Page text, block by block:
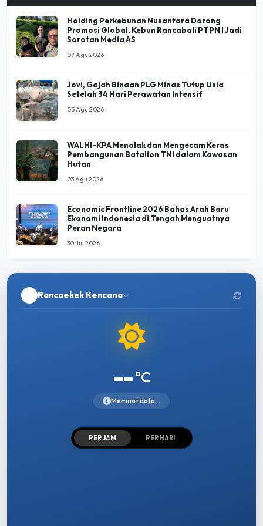
Holding Perkebunan Nusantara Dorong
Promosi Global, Kebun Rancabali PTPN I Jadi
Sorotan Media AS
07 Agu 2026
Jovi, Gajah Binaan PLG Minas Tutup Usia
Setelah 34 Hari Perawatan Intensif
05 Agu 2026
WALHI-KPA Menolak dan Mengecam Keras
Pembangunan Batalion TNI dalam Kawasan
Hutan
03 Agu 2026
Economic Frontline 2026 Bahas Arah Baru
Ekonomi Indonesia di Tengah Menguatnya
Peran Negara
30 Jul 2026
Rancaekek Kencana
--°C
Memuat data...
PER JAM PER HARI